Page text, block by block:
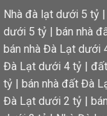
Nhà đà lạt dưới 5 tỷ |
dưới 5 tỷ | bán nhà
bán nhà Đà Lạt dưới
Đà Lạt dưới 4 tỷ |
tỷ | bán nhà đất Đà
Đà Lạt dưới 2 tỷ |